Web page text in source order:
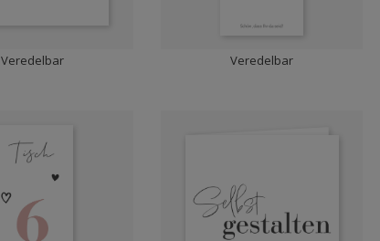
Veredelbar Veredelbar